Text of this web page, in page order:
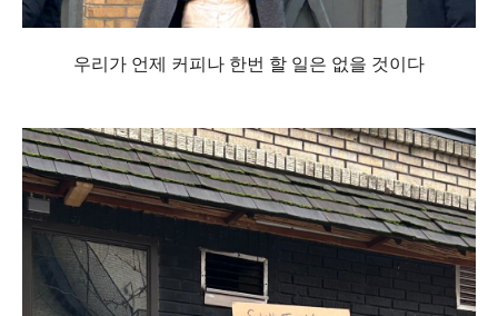
우리가 언제 커피나 한번 할 일은 없을 것이다